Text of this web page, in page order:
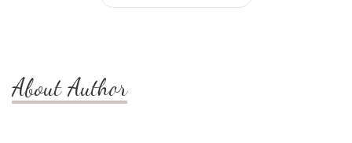
About Author